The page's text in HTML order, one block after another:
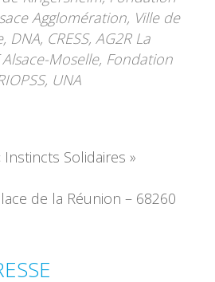
Agglomération, Ville de
DNA, CRESS, AG2R La
Alsace-Moselle, Fondation
UNA
Solidaires »
de la Réunion – 68260